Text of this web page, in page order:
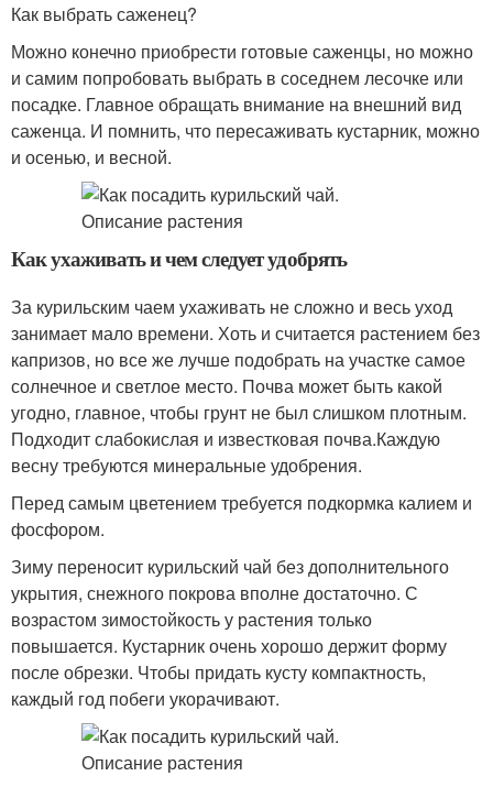
Как выбрать саженец?
Можно конечно приобрести готовые саженцы, но можно
и самим попробовать выбрать в соседнем лесочке или
посадке. Главное обращать внимание на внешний вид
саженца. И помнить, что пересаживать кустарник, можно
и осенью, и весной.
Как ухаживать и чем следует удобрять
За курильским чаем ухаживать не сложно и весь уход
занимает мало времени. Хоть и считается растением без
капризов, но все же лучше подобрать на участке самое
солнечное и светлое место. Почва может быть какой
угодно, главное, чтобы грунт не был слишком плотным.
Подходит слабокислая и известковая почва.Каждую
весну требуются минеральные удобрения.
Перед самым цветением требуется подкормка калием и
фосфором.
Зиму переносит курильский чай без дополнительного
укрытия, снежного покрова вполне достаточно. С
возрастом зимостойкость у растения только
повышается. Кустарник очень хорошо держит форму
после обрезки. Чтобы придать кусту компактность,
каждый год побеги укорачивают.